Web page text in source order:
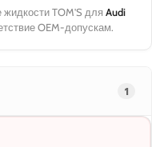
TOM'S для Audi
OEM-допускам.
1